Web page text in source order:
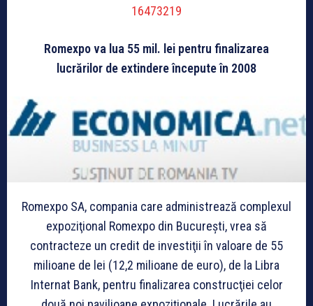
16473219
Romexpo va lua 55 mil. lei pentru finalizarea
lucrărilor de extindere începute în 2008
Romexpo SA, compania care administrează complexul
expoziţional Romexpo din Bucureşti, vrea să
contracteze un credit de investiţii în valoare de 55
milioane de lei (12,2 milioane de euro), de la Libra
Internat Bank, pentru finalizarea construcţiei celor